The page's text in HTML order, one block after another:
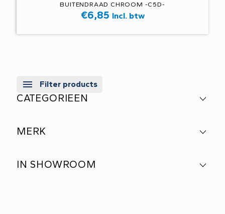
BUITENDRAAD CHROOM -C5D-
€6,85 Incl. btw
Filter products
CATEGORIEEN
MERK
IN SHOWROOM